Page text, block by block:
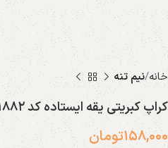
خانه نیم تنه
کراپ کبریتی یقه ایستاده کد ۱۸۸۲
۱۵۸,۰۰۰تومان